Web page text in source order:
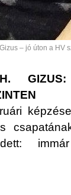
– jó úton a HV
H.